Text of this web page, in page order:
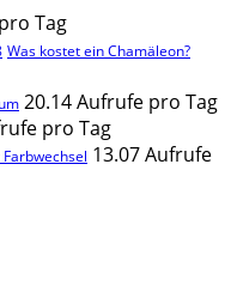
Tag
Was kostet ein Chamäleon?
20.14 Aufrufe pro Tag
pro Tag
Farbwechsel 13.07 Aufrufe